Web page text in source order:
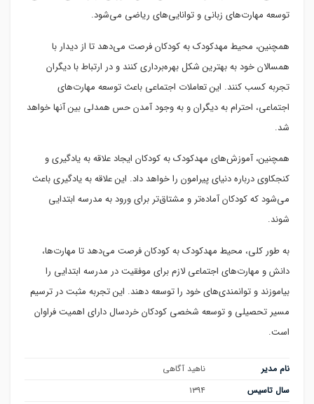
توسعه مهارت‌های زبانی و توانایی‌های ریاضی می‌شود.
همچنین، محیط مهدکودک به کودکان فرصت می‌دهد تا از دیدار با
همسالان خود به بهترین شکل بهره‌برداری کنند و در ارتباط با دیگران
تجربه کسب کنند. این تعاملات اجتماعی باعث توسعه مهارت‌های
اجتماعی، احترام به دیگران و به وجود آمدن حس همدلی بین آنها خواهد
شد.
همچنین، آموزش‌های مهدکودک به کودکان ایجاد علاقه به یادگیری و
کنجکاوی درباره دنیای پیرامون را خواهد داد. این علاقه به یادگیری باعث
می‌شود که کودکان آماده‌تر و مشتاق‌تر برای ورود به مدرسه ابتدایی
شوند.
به طور کلی، محیط مهدکودک به کودکان فرصت می‌دهد تا مهارت‌ها،
دانش و مهارت‌های اجتماعی لازم برای موفقیت در مدرسه ابتدایی را
بیاموزند و توانمندی‌های خود را توسعه دهند. این تجربه مثبت در ترسیم
مسیر تحصیلی و توسعه شخصی کودکان خردسال دارای اهمیت فراوان
است.
نام مدیر
ناهید آگاهی
سال تاسیس
۱۳۹۴